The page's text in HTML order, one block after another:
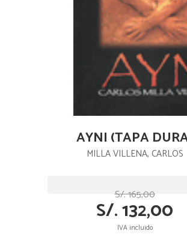
AYNI (TAPA
MILLA VILLENA, CARLOS
S/. 165,00
S/. 132,00
IVA incluido